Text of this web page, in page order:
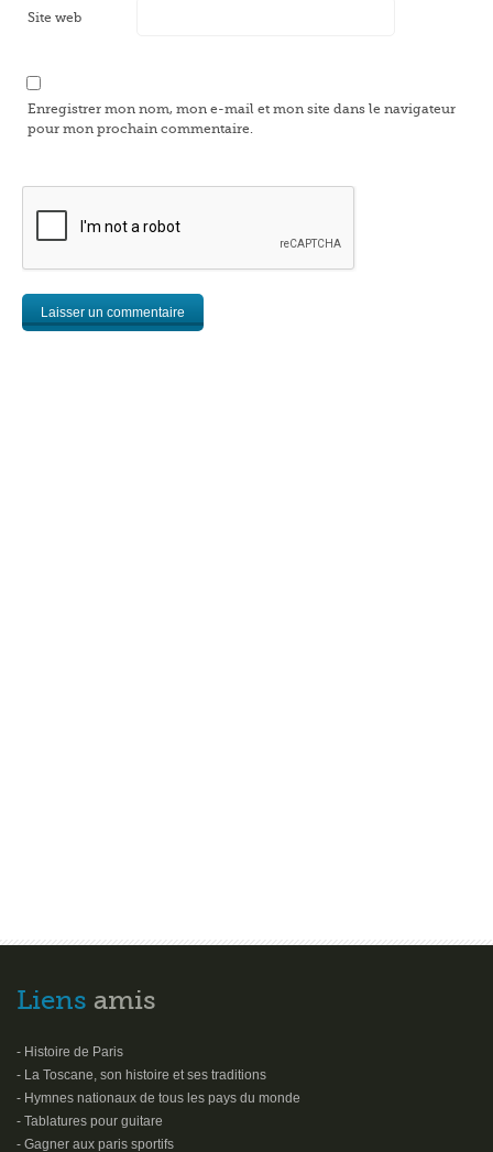
Site web
Enregistrer mon nom, mon e-mail et mon site dans le navigateur
pour mon prochain commentaire.
Liens amis
- Histoire de Paris
- La Toscane, son histoire et ses traditions
- Hymnes nationaux de tous les pays du monde
- Tablatures pour guitare
- Gagner aux paris sportifs